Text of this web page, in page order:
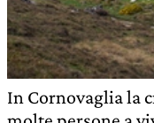
In Cornovaglia la